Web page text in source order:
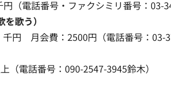
電話番号・ファクシミリ番号：03-
歌う）
月会費：2500円（電話番号：03-
電話番号：090-2547-3945鈴木）